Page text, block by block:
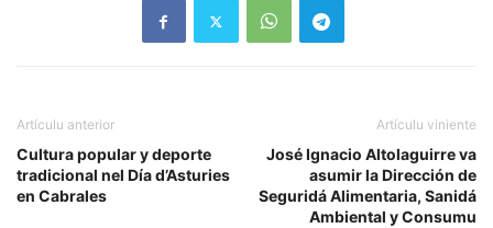
Artículu anterior
Cultura popular y deporte
tradicional nel Día d’Asturies
en Cabrales
Artículu viniente
José Ignacio Altolaguirre va
asumir la Dirección de
Seguridá Alimentaria, Sanidá
Ambiental y Consumu